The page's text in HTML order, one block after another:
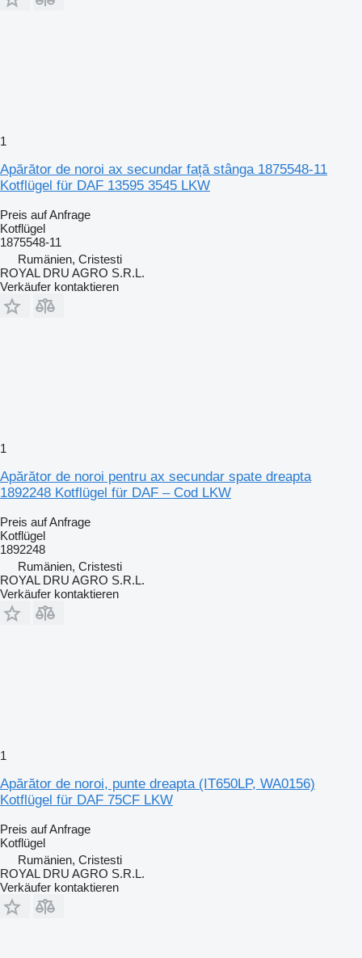
1
Apărător de noroi ax secundar față stânga 1875548-11
Kotflügel für DAF 13595 3545 LKW
Preis auf Anfrage
Kotflügel
1875548-11
Rumänien, Cristesti
ROYAL DRU AGRO S.R.L.
Verkäufer kontaktieren
1
Apărător de noroi pentru ax secundar spate dreapta
1892248 Kotflügel für DAF – Cod LKW
Preis auf Anfrage
Kotflügel
1892248
Rumänien, Cristesti
ROYAL DRU AGRO S.R.L.
Verkäufer kontaktieren
1
Apărător de noroi, punte dreapta (IT650LP, WA0156)
Kotflügel für DAF 75CF LKW
Preis auf Anfrage
Kotflügel
Rumänien, Cristesti
ROYAL DRU AGRO S.R.L.
Verkäufer kontaktieren